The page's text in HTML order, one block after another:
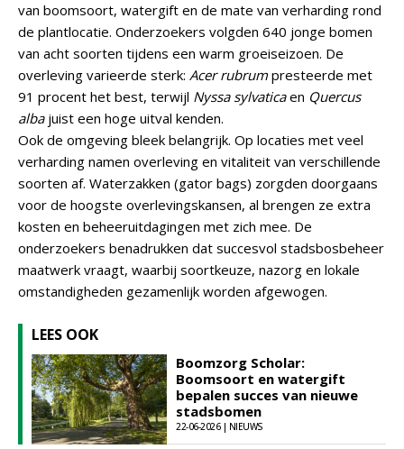
van boomsoort, watergift en de mate van verharding rond
de plantlocatie. Onderzoekers volgden 640 jonge bomen
van acht soorten tijdens een warm groeiseizoen. De
overleving varieerde sterk: Acer rubrumpresteerde met
91 procent het best, terwijl Nyssa sylvaticaen Quercus
albajuist een hoge uitval kenden.
Ook de omgeving bleek belangrijk. Op locaties met veel
verharding namen overleving en vitaliteit van verschillende
soorten af. Waterzakken (gator bags) zorgden doorgaans
voor de hoogste overlevingskansen, al brengen ze extra
kosten en beheeruitdagingen met zich mee. De
onderzoekers benadrukken dat succesvol stadsbosbeheer
maatwerk vraagt, waarbij soortkeuze, nazorg en lokale
omstandigheden gezamenlijk worden afgewogen.
LEES OOK
Boomzorg Scholar:
Boomsoort en watergift
bepalen succes van nieuwe
stadsbomen
22-06-2026 | NIEUWS